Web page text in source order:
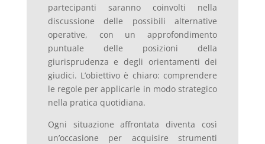
partecipanti saranno coinvolti nella
discussione delle possibili alternative
operative, con un approfondimento
puntuale delle posizioni della
giurisprudenza e degli orientamenti dei
giudici. L’obiettivo è chiaro: comprendere
le regole per applicarle in modo strategico
nella pratica quotidiana.
Ogni situazione affrontata diventa così
un’occasione per acquisire strumenti